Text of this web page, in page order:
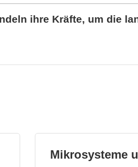
ihre Kräfte, um die
Mikrosysteme